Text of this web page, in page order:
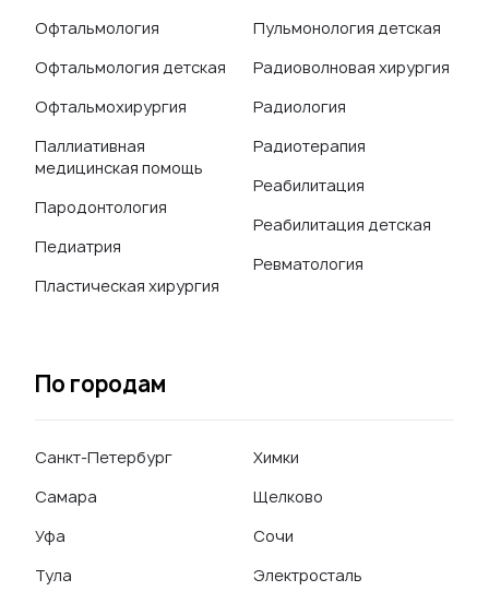
Офтальмология
Офтальмология детская
Офтальмохирургия
Паллиативная
медицинская помощь
Пародонтология
Педиатрия
Пластическая хирургия
Пульмонология детская
Радиоволновая хирургия
Радиология
Радиотерапия
Реабилитация
Реабилитация детская
Ревматология
По городам
Санкт-Петербург
Самара
Уфа
Тула
Химки
Щелково
Сочи
Электросталь